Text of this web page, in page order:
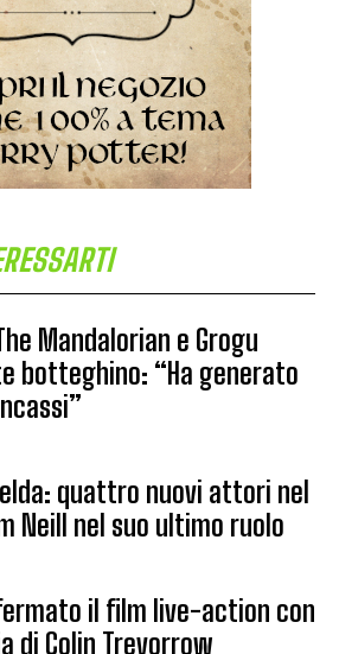
Mandalorian e Grogu
botteghino: “Ha generato
quattro nuovi attori nel
Neill nel suo ultimo ruolo
il film live-action con
di Colin Trevorrow